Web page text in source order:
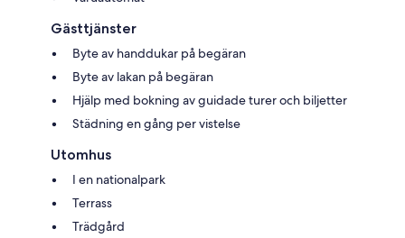
Gästtjänster
Byte av handdukar på begäran
Byte av lakan på begäran
Hjälp med bokning av guidade turer och biljetter
Städning en gång per vistelse
Utomhus
I en nationalpark
Terrass
Trädgård